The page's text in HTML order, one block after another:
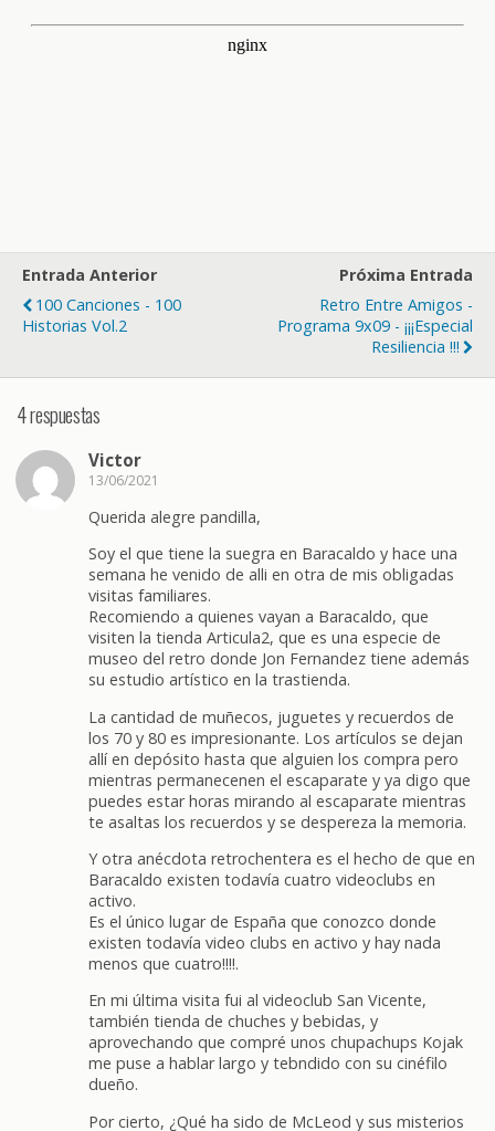
Entrada Anterior
100 Canciones - 100
Historias Vol.2
Próxima Entrada
Retro Entre Amigos -
Programa 9x09 - ¡¡¡Especial
Resiliencia !!!
4 respuestas
Victor
13/06/2021
Querida alegre pandilla,
Soy el que tiene la suegra en Baracaldo y hace una
semana he venido de alli en otra de mis obligadas
visitas familiares.
Recomiendo a quienes vayan a Baracaldo, que
visiten la tienda Articula2, que es una especie de
museo del retro donde Jon Fernandez tiene además
su estudio artístico en la trastienda.
La cantidad de muñecos, juguetes y recuerdos de
los 70 y 80 es impresionante. Los artículos se dejan
allí en depósito hasta que alguien los compra pero
mientras permanecenen el escaparate y ya digo que
puedes estar horas mirando al escaparate mientras
te asaltas los recuerdos y se despereza la memoria.
Y otra anécdota retrochentera es el hecho de que en
Baracaldo existen todavía cuatro videoclubs en
activo.
Es el único lugar de España que conozco donde
existen todavía video clubs en activo y hay nada
menos que cuatro!!!!.
En mi última visita fui al videoclub San Vicente,
también tienda de chuches y bebidas, y
aprovechando que compré unos chupachups Kojak
me puse a hablar largo y tebndido con su cinéfilo
dueño.
Por cierto, ¿Qué ha sido de McLeod y sus misterios